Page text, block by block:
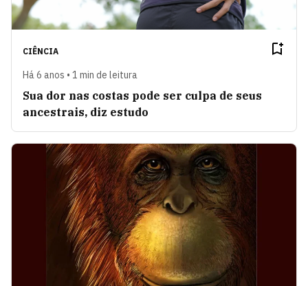
CIÊNCIA
Há 6 anos • 1 min de leitura
Sua dor nas costas pode ser culpa de seus
ancestrais, diz estudo